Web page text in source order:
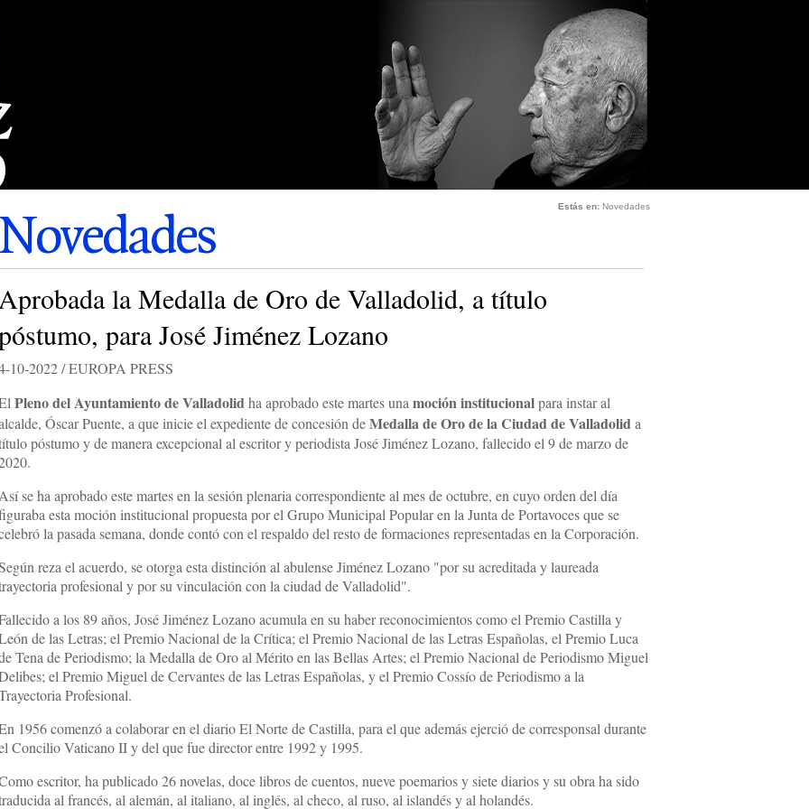
Estás en: Novedades
Novedades
Aprobada la Medalla de Oro de Valladolid, a título
para José Jiménez Lozano
10-2022 / EUROPA PRESS
Pleno del Ayuntamiento de Valladolidha aprobado este martes una moción institucionalpara instar al
Óscar Puente, a que inicie el expediente de concesión deMedalla de Oro de la Ciudad de Valladolida
póstumo y de manera excepcional al escritor y periodista José Jiménez Lozano, fallecido el 9 de marzo de
Así se ha aprobado este martes en la sesión plenaria correspondiente al mes de octubre, en cuyo orden del día
esta moción institucional propuesta por el Grupo Municipal Popular en la Junta de Portavoces que se
la pasada semana, donde contó con el respaldo del resto de formaciones representadas en la Corporación.
reza el acuerdo, se otorga esta distinción al abulense Jiménez Lozano "por su acreditada y laureada
profesional y por su vinculación con la ciudad de Valladolid".
a los 89 años, José Jiménez Lozano acumula en su haber reconocimientos como el Premio Castilla y
de las Letras; el Premio Nacional de la Crítica; el Premio Nacional de las Letras Españolas, el Premio Luca
Tena de Periodismo; la Medalla de Oro al Mérito en las Bellas Artes; el Premio Nacional de Periodismo Miguel
el Premio Miguel de Cervantes de las Letras Españolas, y el Premio Cossío de Periodismo a la
Profesional.
1956 comenzó a colaborar en el diario El Norte de Castilla, para el que además ejerció de corresponsal durante
Concilio Vaticano II y del que fue director entre 1992 y 1995.
escritor, ha publicado 26 novelas, doce libros de cuentos, nueve poemarios y siete diarios y su obra ha sido
al francés, al alemán, al italiano, al inglés, al checo, al ruso, al islandés y al holandés.